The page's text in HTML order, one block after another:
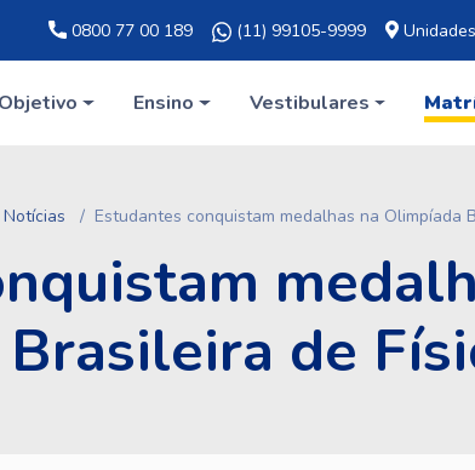
0800 77 00 189 (11) 99105-9999 Unidades
Objetivo Ensino Vestibulares
Notícias Estudantes conquistam medalhas na Olimpíada
Brasileira de